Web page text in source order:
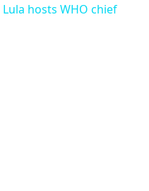
hosts WHO chief